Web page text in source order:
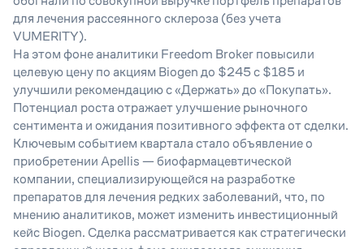
для лечения рассеянного склероза (без учета
VUMERITY).
На этом фоне аналитики Freedom Broker повысили
целевую цену по акциям Biogen до $245 с $185 и
улучшили рекомендацию с «Держать» до «Покупать».
Потенциал роста отражает улучшение рыночного
сентимента и ожидания позитивного эффекта от сделки.
Ключевым событием квартала стало объявление о
приобретении Apellis — биофармацевтической
компании, специализирующейся на разработке
препаратов для лечения редких заболеваний, что, по
мнению аналитиков, может изменить инвестиционный
кейс Biogen. Сделка рассматривается как стратегически